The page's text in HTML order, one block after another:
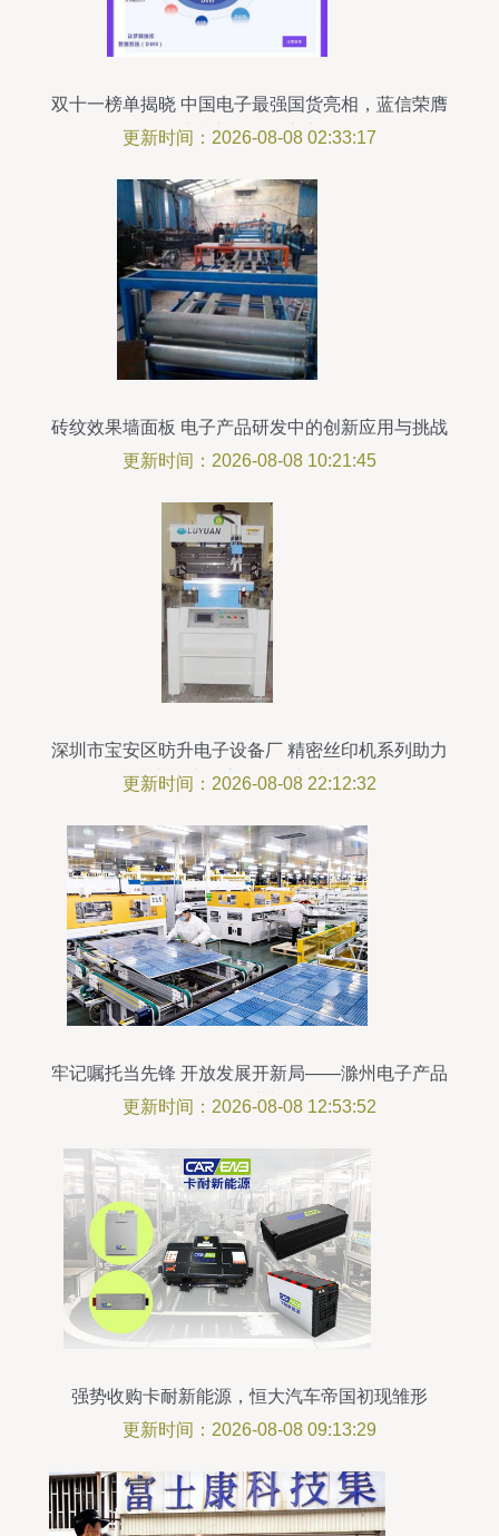
双十一榜单揭晓 中国电子最强国货亮相，蓝信荣膺
上榜彰显研发实力
更新时间：2026-08-08 02:33:17
砖纹效果墙面板 电子产品研发中的创新应用与挑战
更新时间：2026-08-08 10:21:45
深圳市宝安区昉升电子设备厂 精密丝印机系列助力
电子产品高效研发与生产
更新时间：2026-08-08 22:12:32
牢记嘱托当先锋 开放发展开新局——滁州电子产品
研发的奋进与担当
更新时间：2026-08-08 12:53:52
强势收购卡耐新能源，恒大汽车帝国初现雏形
更新时间：2026-08-08 09:13:29